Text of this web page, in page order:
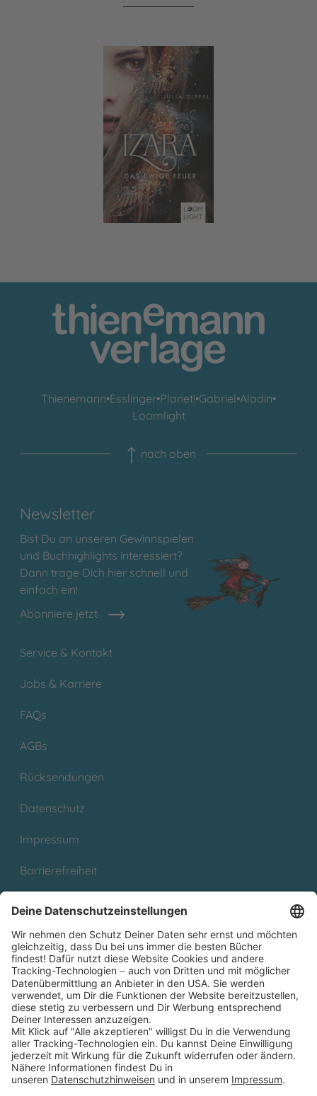
Izara 1: Das ewige Feuer
Thienemann•Esslinger•Planet!•Gabriel•Aladin•
Loomlight
nach oben
Newsletter
Bist Du an unseren Gewinnspielen
und Buchhighlights interessiert?
Dann trage Dich hier schnell und
einfach ein!
Abonniere jetzt
Service & Kontakt
Jobs & Karriere
FAQs
AGBs
Rücksendungen
Datenschutz
Impressum
Barrierefreiheit
Partnerprogramm (Affiliate)
Folge uns auf
* Versandkostenfrei ab 9,00 € Bestellwert innerhalb
Deutschlands
** Lieferzeit 1-3 Werktage innerhalb Deutschlands